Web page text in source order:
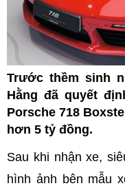
Trước thềm sinh
Hằng đã quyết
Porsche 718
hơn 5 tỷ đồng.
Sau khi nhận xe,
hình ảnh bên mẫu